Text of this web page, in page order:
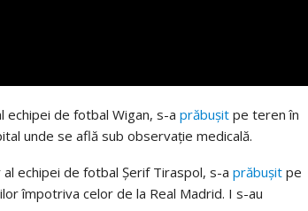
echipei de fotbal Wigan, s-a prăbușit pe teren în
unde se află sub observație medicală.
echipei de fotbal Șerif Tiraspol, s-a prăbușit pe
împotriva celor de la Real Madrid. I s-au